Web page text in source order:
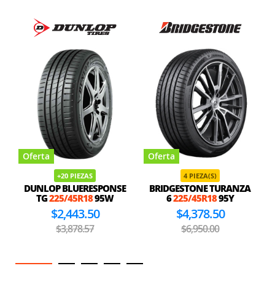
Oferta
+20 PIEZAS
DUNLOP BLUERESPONSE
TG225/45R1895W
$2,443.50
$3,878.57
Oferta
4 PIEZA(S)
BRIDGESTONE TURANZA
6225/45R1895Y
$4,378.50
$6,950.00